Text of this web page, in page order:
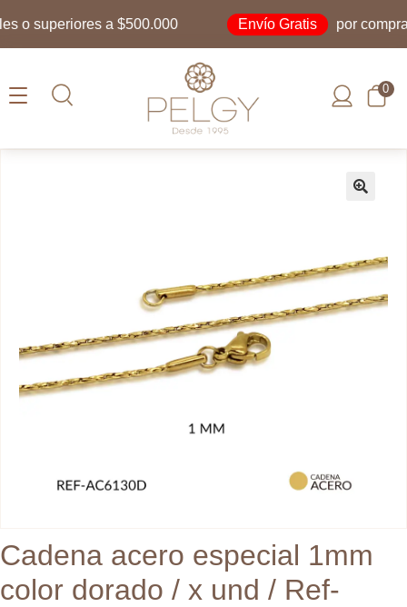
superiores a $500.000 Envío Gratis por compras
0
Cadena acero especial 1mm
color dorado / x und / Ref-